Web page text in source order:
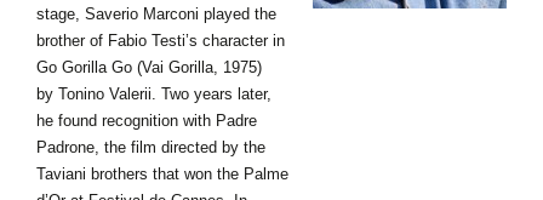
stage, Saverio Marconi played the
brother of Fabio Testi’s character in
Go Gorilla Go (Vai Gorilla, 1975)
by Tonino Valerii. Two years later,
he found recognition with Padre
Padrone, the film directed by the
Taviani brothers that won the Palme